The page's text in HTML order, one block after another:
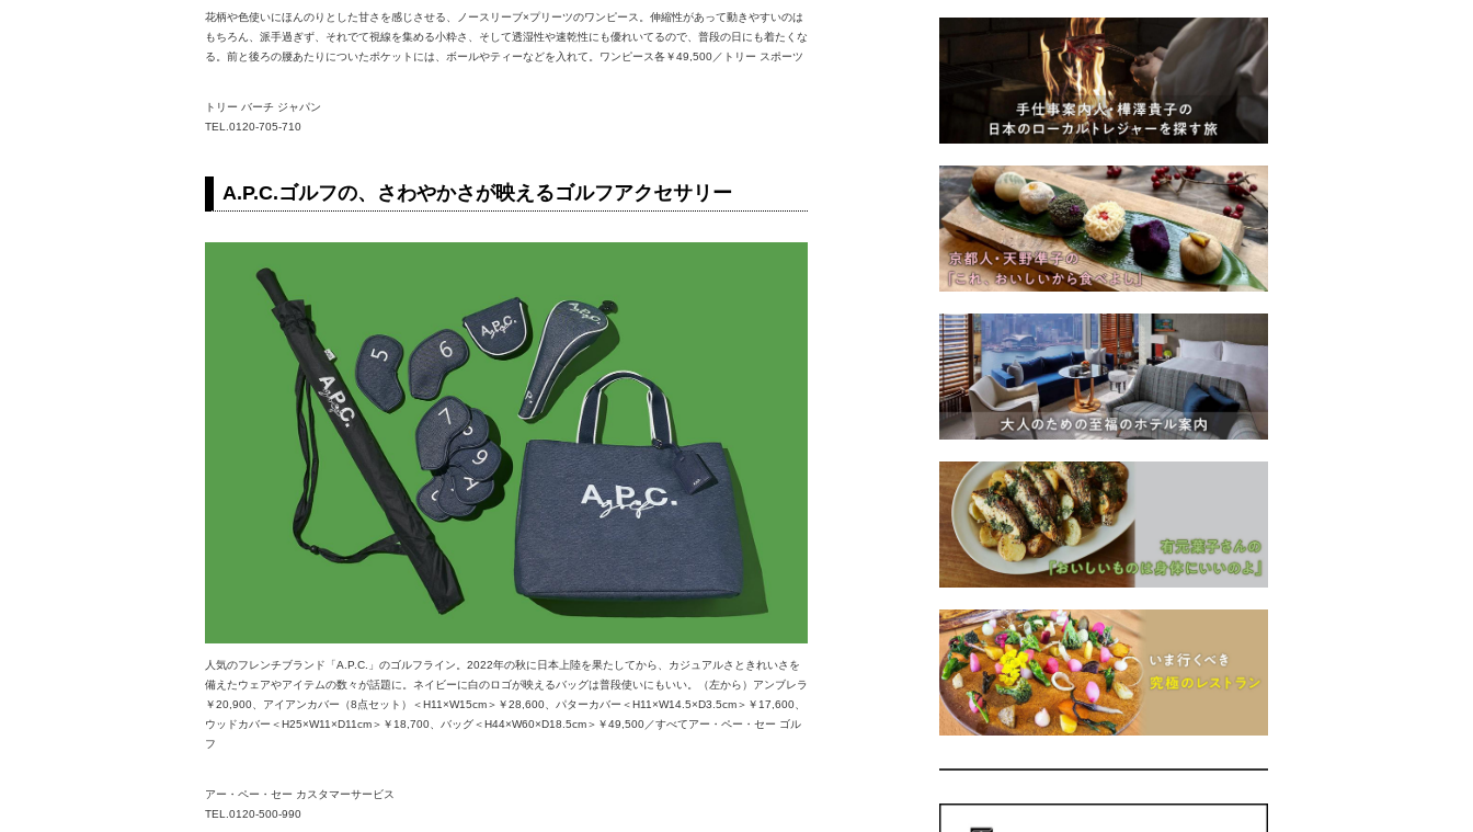
花柄や色使いにほんのりとした甘さを感じさせる、ノースリーブ×プリーツのワンピース。伸縮性があって動きやすいのは
もちろん、派手過ぎず、それでて視線を集める小粋さ、そして透湿性や速乾性にも優れいてるので、普段の日にも着たくな
る。前と後ろの腰あたりについたポケットには、ボールやティーなどを入れて。ワンピース各￥49,500／トリー スポーツ
トリー バーチ ジャパン
TEL.0120-705-710
A.P.C.ゴルフの、さわやかさが映えるゴルフアクセサリー
人気のフレンチブランド「A.P.C.」のゴルフライン。2022年の秋に日本上陸を果たしてから、カジュアルさときれいさを
備えたウェアやアイテムの数々が話題に。ネイビーに白のロゴが映えるバッグは普段使いにもいい。（左から）アンブレラ
￥20,900、アイアンカバー（8点セット）＜H11×W15cm＞￥28,600、パターカバー＜H11×W14.5×D3.5cm＞￥17,600、
ウッドカバー＜H25×W11×D11cm＞￥18,700、バッグ＜H44×W60×D18.5cm＞￥49,500／すべてアー・ペー・セー ゴル
フ
アー・ペー・セー カスタマーサービス
TEL.0120-500-990